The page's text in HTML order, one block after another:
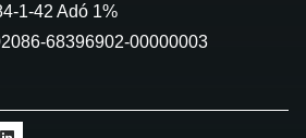
1-42 Adó 1%
68396902-00000003